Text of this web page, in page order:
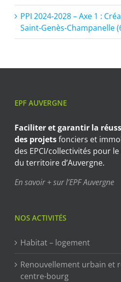
PPI 2024-2028 – Axe 1 :
Saint-Genès-Champanelle
EPF AUVERGNE
Faciliter et garantir la
des projetsfonciers et
des EPCI/collectivités pour
du territoire d’Auvergne.
En savoir + sur l’EPF Auvergne
NOS ACTIVITÉS
Habitat – logement
Renouvellement urbain et
centre-bourg